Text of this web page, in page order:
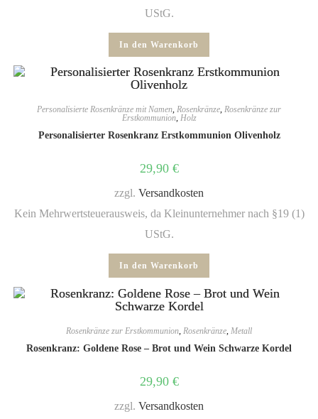
UStG.
In den Warenkorb
Personalisierte Rosenkränze mit Namen, Rosenkränze, Rosenkränze zur
Erstkommunion, Holz
Personalisierter Rosenkranz Erstkommunion Olivenholz
29,90 €
zzgl. Versandkosten
Kein Mehrwertsteuerausweis, da Kleinunternehmer nach §19 (1)
UStG.
In den Warenkorb
Rosenkränze zur Erstkommunion, Rosenkränze, Metall
Rosenkranz: Goldene Rose – Brot und Wein Schwarze Kordel
29,90 €
zzgl. Versandkosten